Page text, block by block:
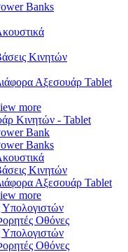
Banks
Κινητών
Αξεσουάρ Tablet
more
Κινητών - Tablet
Bank
Banks
Κινητών
Αξεσουάρ Tablet
more
Οθόνες
Οθόνες